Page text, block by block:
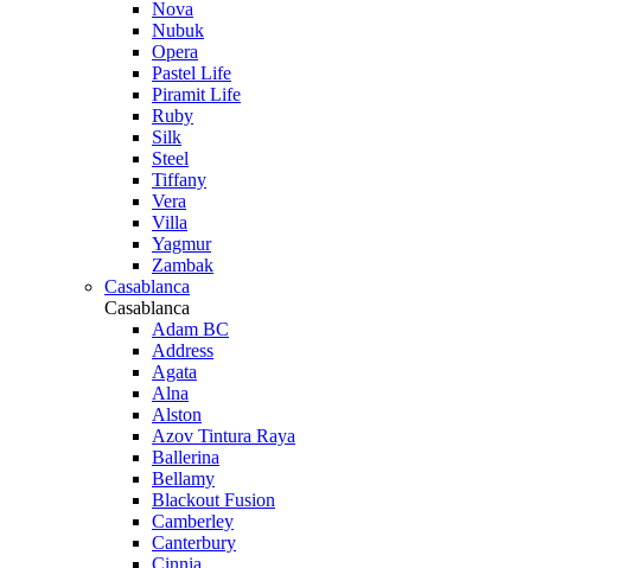
Nova
Nubuk
Opera
Pastel Life
Piramit Life
Ruby
Silk
Steel
Tiffany
Vera
Villa
Yagmur
Zambak
Casablanca
Casablanca
Adam BC
Address
Agata
Alna
Alston
Azov Tintura Raya
Ballerina
Bellamy
Blackout Fusion
Camberley
Canterbury
Cinnia